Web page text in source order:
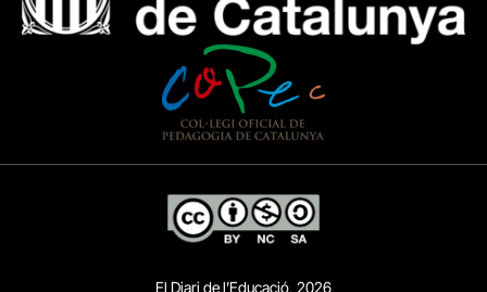
El Diari de l’Educació, 2026